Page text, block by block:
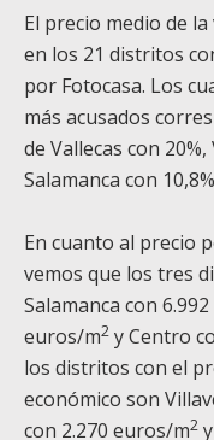
El precio medio de
en los 21 distritos
por Fotocasa. Los
más acusados
de Vallecas con
Salamanca con
En cuanto al precio
vemos que los tres
Salamanca con
euros/m2 y Centro
los distritos con el
económico son
con 2.270 euros/m2